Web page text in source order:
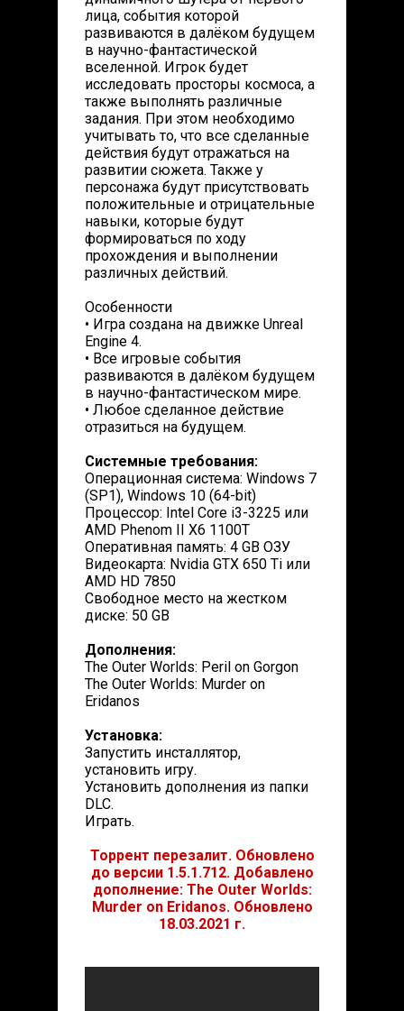
лица, события которой
развиваются в далёком будущем
в научно-фантастической
вселенной. Игрок будет
исследовать просторы космоса, а
также выполнять различные
задания. При этом необходимо
учитывать то, что все сделанные
действия будут отражаться на
развитии сюжета. Также у
персонажа будут присутствовать
положительные и отрицательные
навыки, которые будут
формироваться по ходу
прохождения и выполнении
различных действий.
Особенности
• Игра создана на движке Unreal
Engine 4.
• Все игровые события
развиваются в далёком будущем
в научно-фантастическом мире.
• Любое сделанное действие
отразиться на будущем.
Системные требования:
Операционная система: Windows 7
(SP1), Windows 10 (64-bit)
Процессор: Intel Core i3-3225 или
AMD Phenom II X6 1100T
Оперативная память: 4 GB ОЗУ
Видеокарта: Nvidia GTX 650 Ti или
AMD HD 7850
Свободное место на жестком
диске: 50 GB
Дополнения:
The Outer Worlds: Peril on Gorgon
The Outer Worlds: Murder on
Eridanos
Установка:
Запустить инсталлятор,
установить игру.
Установить дополнения из папки
DLC.
Играть.
Торрент перезалит. Обновлено
до версии 1.5.1.712. Добавлено
дополнение: The Outer Worlds:
Murder on Eridanos. Обновлено
18.03.2021 г.